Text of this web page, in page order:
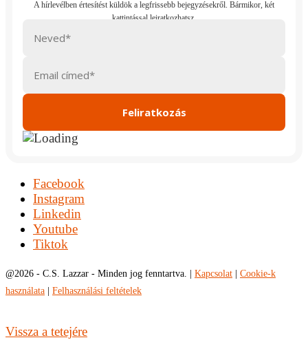
Facebook
Instagram
Linkedin
Youtube
Tiktok
@2026 - C.S. Lazzar - Minden jog fenntartva. | Kapcsolat
Cookie-k
használata
Felhasználási feltételek
Vissza a tetejére